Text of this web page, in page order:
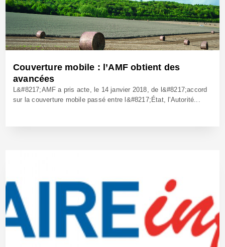
Couverture mobile : l’AMF obtient des
avancées
L&#8217;AMF a pris acte, le 14 janvier 2018, de l&#8217;accord
sur la couverture mobile passé entre l&#8217;État, l'Autorité...